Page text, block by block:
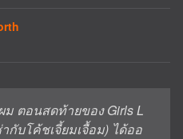
ม ตอนสดท้ายของ Girls L
กับโค้ชเจี้ยมเจื้อม) ได้ออ